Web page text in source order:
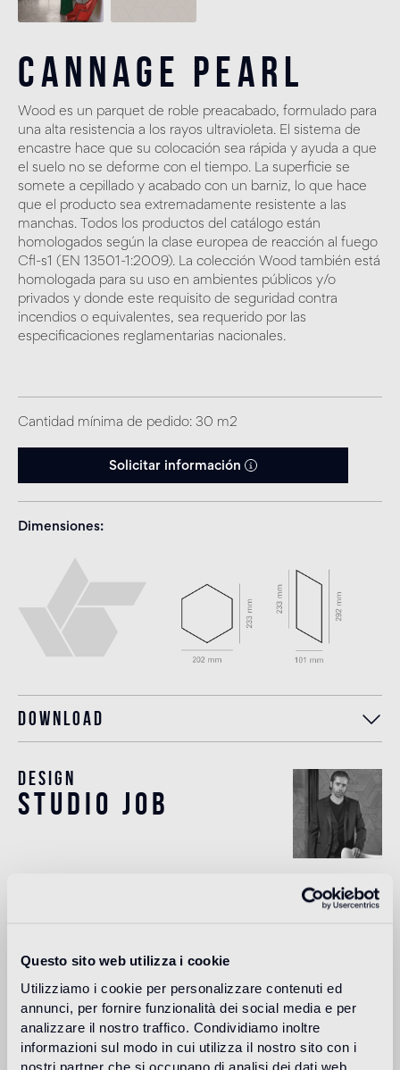
Questo sito web utilizza i cookie
Utilizziamo i cookie per personalizzare contenuti ed
annunci, per fornire funzionalità dei social media e per
analizzare il nostro traffico. Condividiamo inoltre
informazioni sul modo in cui utilizza il nostro sito con i
nostri partner che si occupano di analisi dei dati web,
Cannage Pearl
Wood es un parquet de roble preacabado, formulado para
una alta resistencia a los rayos ultravioleta. El sistema de
encastre hace que su colocación sea rápida y ayuda a que
el suelo no se deforme con el tiempo. La superficie se
somete a cepillado y acabado con un barniz, lo que hace
que el producto sea extremadamente resistente a las
manchas. Todos los productos del catálogo están
homologados según la clase europea de reacción al fuego
Cfl-s1 (EN 13501-1:2009). La colección Wood también está
homologada para su uso en ambientes públicos y/o
privados y donde este requisito de seguridad contra
incendios o equivalentes, sea requerido por las
especificaciones reglamentarias nacionales.
Cantidad mínima de pedido: 30 m2
Solicitar información
Dimensiones
Download
Design
studio job
based in the Netherlands and Milan. Led by Job Smeets a
produce once-in-a-lifetime objects. Smeets leads a team
of highly talented craftspeople to produce art pieces,
projects and works in their atelier in the Netherlands. The
studio works across art, interiors and design with a vast
range of high profile clients, galleries and brands.
Más información